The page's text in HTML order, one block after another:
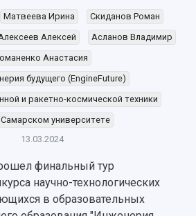
совет
совет
Самарский университет?
образование
деятельность
направления
и ведущие научные коллективы
советы
кадров
совет
и темы
Матвеева Ирина
Скиданов Роман
Алексей
Асланов Владимир
Анастасия
будущего (EngineFuture)
и ракетно-космической техники
университете
13.03.2024
финальный тур
научно-технологических
в образовательных